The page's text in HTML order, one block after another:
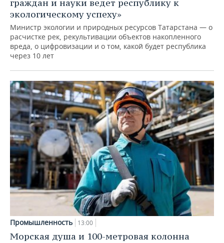
граждан и науки ведет республику к
экологическому успеху»
Министр экологии и природных ресурсов Татарстана — о
расчистке рек, рекультивации объектов накопленного
вреда, о цифровизации и о том, какой будет республика
через 10 лет
Промышленность 13:00
Морская душа и 100-метровая колонна